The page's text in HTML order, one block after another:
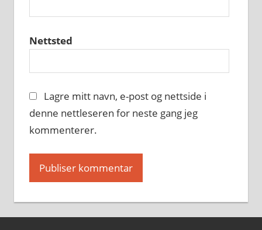
Nettsted
Lagre mitt navn, e-post og nettside i
denne nettleseren for neste gang jeg
kommenterer.